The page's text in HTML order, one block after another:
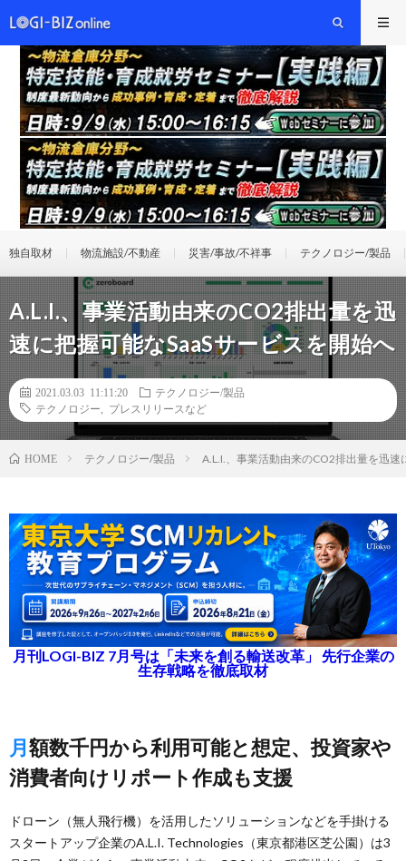
独自取材 物流施設/不動産 災害/事故/不祥事 テクノロジー/製品
A.L.I.、事業活動由来のCO2排出量を迅
速に把握可能なSaaSサービスを開始へ
2021.03.03 11:11:20
テクノロジー/製品
テクノロジー
プレスリリースなど
HOME テクノロジー/製品 A.L.I.、事業活動由来のCO2排出量を迅速
月刊LOGI-BIZ 7月号は「未来を創る輸送改革」 先行企業の
生存戦略を徹底取材
月額数千円から利用可能と想定、投資家や
消費者向けリポート作成も支援
ドローン（無人飛行機）を活用したソリューションなどを手掛ける
スタートアップ企業のA.L.I. Technologies（東京都港区芝公園）は3